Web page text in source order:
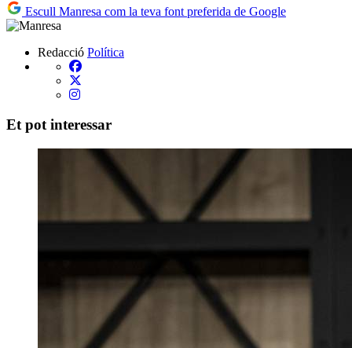
Escull Manresa com la teva font preferida de Google
Redacció Política
Et pot interessar